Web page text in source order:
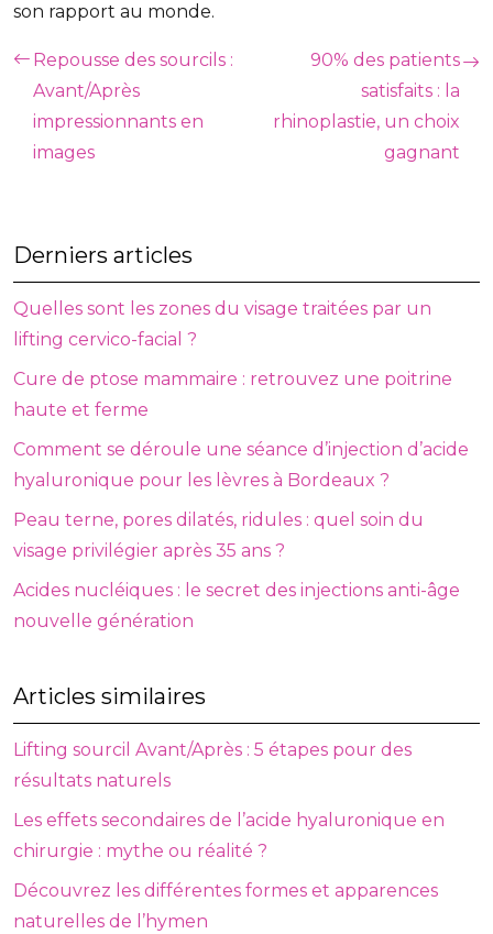
son rapport au monde.
Repousse des sourcils :
Avant/Après
impressionnants en
images
90% des patients
satisfaits : la
rhinoplastie, un choix
gagnant
Derniers articles
Quelles sont les zones du visage traitées par un
lifting cervico-facial ?
Cure de ptose mammaire : retrouvez une poitrine
haute et ferme
Comment se déroule une séance d’injection d’acide
hyaluronique pour les lèvres à Bordeaux ?
Peau terne, pores dilatés, ridules : quel soin du
visage privilégier après 35 ans ?
Acides nucléiques : le secret des injections anti-âge
nouvelle génération
Articles similaires
Lifting sourcil Avant/Après : 5 étapes pour des
résultats naturels
Les effets secondaires de l’acide hyaluronique en
chirurgie : mythe ou réalité ?
Découvrez les différentes formes et apparences
naturelles de l’hymen